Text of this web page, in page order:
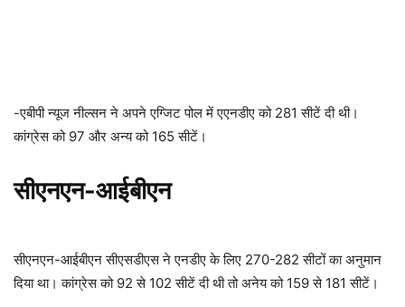
-एबीपी न्यूज नील्सन ने अपने एग्जिट पोल में एएनडीए को 281 सीटें दी थी।
कांग्रेस को 97 और अन्य को 165 सीटें।
सीएनएन-आईबीएन
सीएनएन-आईबीएन सीएसडीएस ने एनडीए के लिए 270-282 सीटों का अनुमान
दिया था। कांग्रेस को 92 से 102 सीटें दी थी तो अनेय को 159 से 181 सीटें।